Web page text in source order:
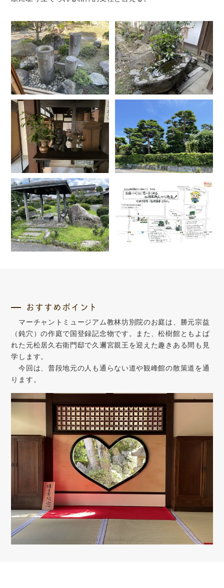
おすすめポイント
マーチャントミュージアム教林坊別院のお庭は、勝元宗益
（鈍穴）の作庭で国登録記念物です。また、松樹館ともよば
れた元松居久右衛門邸で久邇宮親王を迎えた趣きある間も見
学します。
今回は、普段地元の人も通らない道や観峰館の散策道を通
ります。